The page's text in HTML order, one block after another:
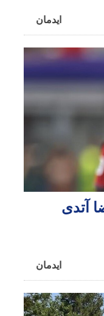
ایدمان
آتدی
ایدمان